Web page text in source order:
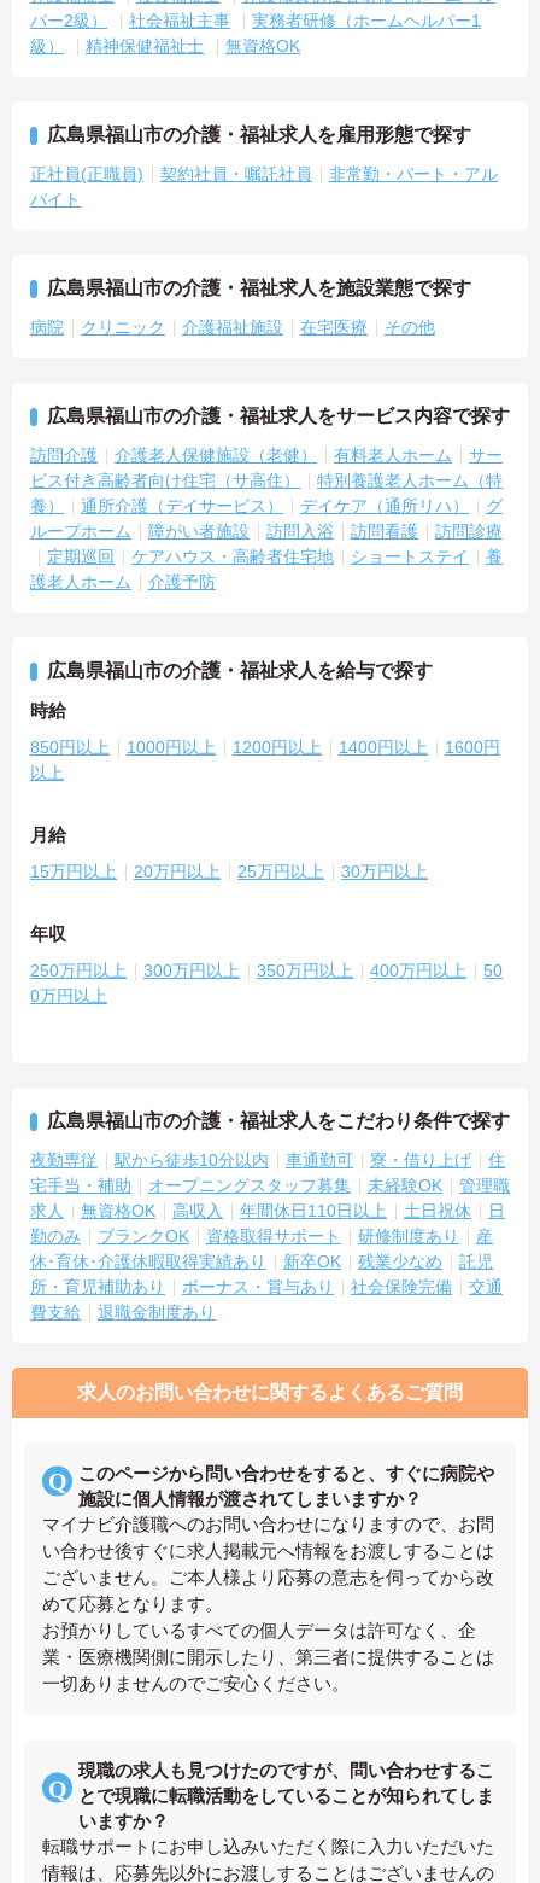
パー2級）
社会福祉主事
実務者研修（ホームヘルパー1
級）
精神保健福祉士 無資格OK
広島県福山市の介護・福祉求人を雇用形態で探す
正社員(正職員) 契約社員・嘱託社員
非常勤・パート・アル
バイト
広島県福山市の介護・福祉求人を施設業態で探す
病院 クリニック 介護福祉施設 在宅医療 その他
広島県福山市の介護・福祉求人をサービス内容で探す
訪問介護 介護老人保健施設（老健） 有料老人ホーム
サー
ビス付き高齢者向け住宅（サ高住）
特別養護老人ホーム（特
養）
通所介護（デイサービス） デイケア（通所リハ）
グ
ループホーム
障がい者施設 訪問入浴 訪問看護
訪問診療
定期巡回
ケアハウス・高齢者住宅地 ショートステイ
養
護老人ホーム
介護予防
広島県福山市の介護・福祉求人を給与で探す
時給
850円以上 1000円以上 1200円以上 1400円以上
1600円
以上
月給
15万円以上 20万円以上 25万円以上 30万円以上
年収
250万円以上 300万円以上 350万円以上 400万円以上
50
0万円以上
広島県福山市の介護・福祉求人をこだわり条件で探す
夜勤専従 駅から徒歩10分以内 車通勤可 寮・借り上げ
住
宅手当・補助
オープニングスタッフ募集 未経験OK
管理職
求人
無資格OK 高収入 年間休日110日以上 土日祝休
日
勤のみ
ブランクOK 資格取得サポート 研修制度あり
産
休･育休･介護休暇取得実績あり
新卒OK 残業少なめ
託児
所・育児補助あり
ボーナス・賞与あり 社会保険完備
交通
費支給
退職金制度あり
求人のお問い合わせに関するよくあるご質問
このページから問い合わせをすると、すぐに病院や
施設に個人情報が渡されてしまいますか？
マイナビ介護職へのお問い合わせになりますので、お問
い合わせ後すぐに求人掲載元へ情報をお渡しすることは
ございません。ご本人様より応募の意志を伺ってから改
めて応募となります。
お預かりしているすべての個人データは許可なく、企
業・医療機関側に開示したり、第三者に提供することは
一切ありませんのでご安心ください。
現職の求人も見つけたのですが、問い合わせするこ
とで現職に転職活動をしていることが知られてしま
いますか？
転職サポートにお申し込みいただく際に入力いただいた
情報は、応募先以外にお渡しすることはございませんの